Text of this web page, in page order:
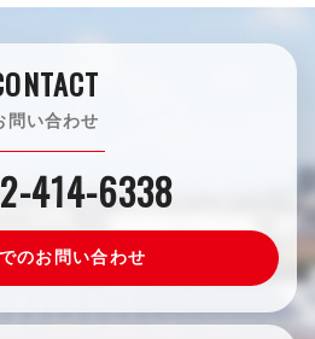
問い合わせ
414-6338
のお問い合わせ